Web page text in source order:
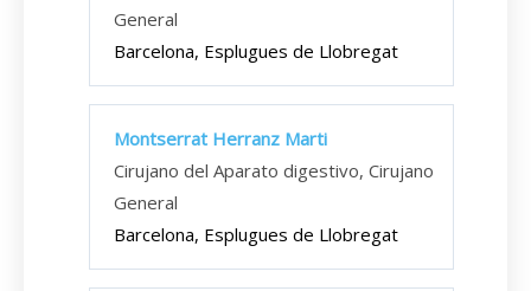
General
Barcelona, Esplugues de Llobregat
Montserrat Herranz Marti
Cirujano del Aparato digestivo, Cirujano
General
Barcelona, Esplugues de Llobregat